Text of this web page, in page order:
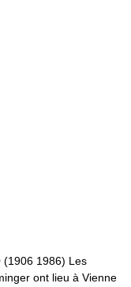
1986) Les
ont lieu à Vienne